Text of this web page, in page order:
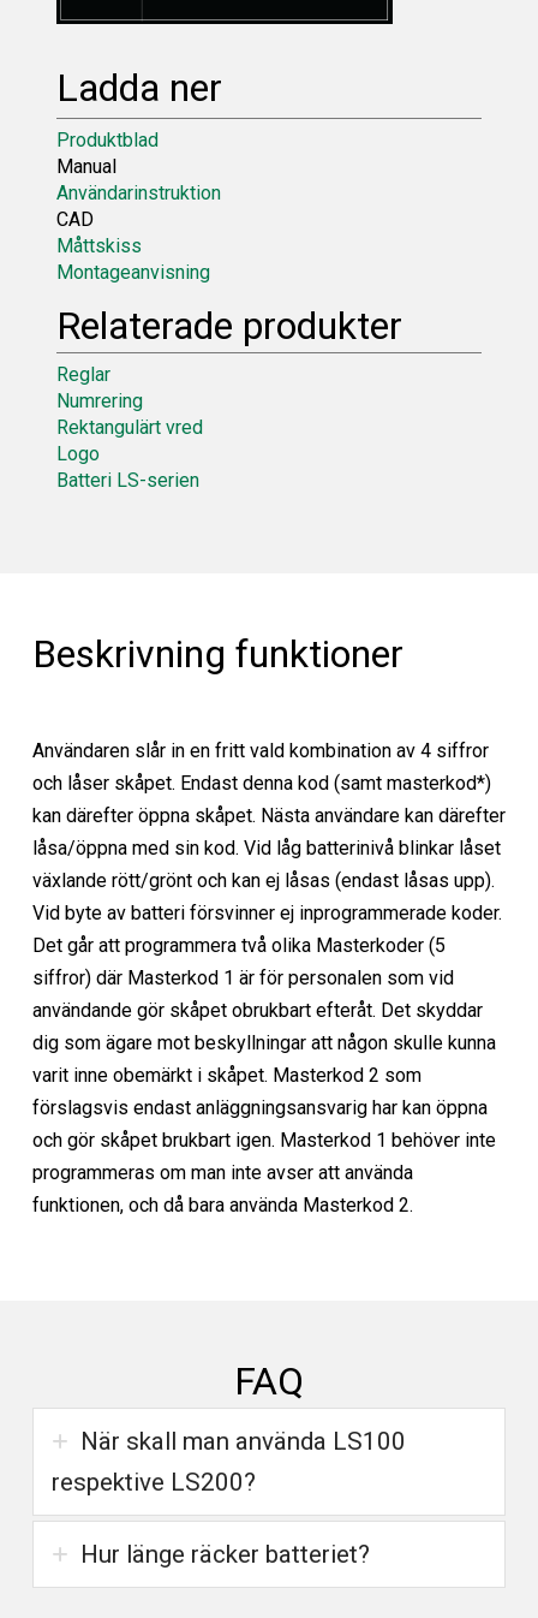
Ladda ner
Produktblad
Manual
Användarinstruktion
CAD
Måttskiss
Montageanvisning
Relaterade produkter
Reglar
Numrering
Rektangulärt vred
Logo
Batteri LS-serien
Beskrivning funktioner
Användaren slår in en fritt vald kombination av 4 siffror
och låser skåpet. Endast denna kod (samt masterkod*)
kan därefter öppna skåpet. Nästa användare kan därefter
låsa/öppna med sin kod. Vid låg batterinivå blinkar låset
växlande rött/grönt och kan ej låsas (endast låsas upp).
Vid byte av batteri försvinner ej inprogrammerade koder.
Det går att programmera två olika Masterkoder (5
siffror) där Masterkod 1 är för personalen som vid
användande gör skåpet obrukbart efteråt. Det skyddar
dig som ägare mot beskyllningar att någon skulle kunna
varit inne obemärkt i skåpet. Masterkod 2 som
förslagsvis endast anläggningsansvarig har kan öppna
och gör skåpet brukbart igen. Masterkod 1 behöver inte
programmeras om man inte avser att använda
funktionen, och då bara använda Masterkod 2.
FAQ
När skall man använda LS100
respektive LS200?
Hur länge räcker batteriet?